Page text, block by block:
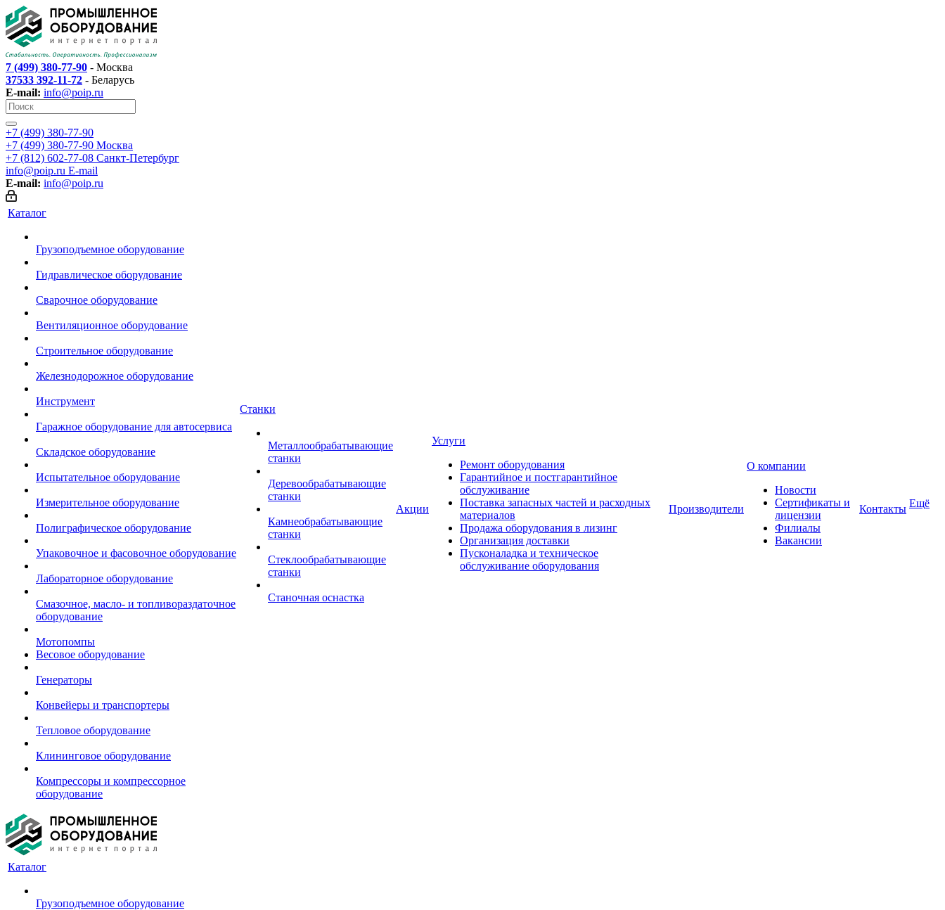
7 (499) 380-77-90 - Москва
37533 392-11-72 - Беларусь
E-mail: info@poip.ru
+7 (499) 380-77-90
+7 (499) 380-77-90 Москва
+7 (812) 602-77-08 Санкт-Петербург
info@poip.ru E-mail
E-mail: info@poip.ru
Каталог
Грузоподъемное оборудование
Гидравлическое оборудование
Сварочное оборудование
Вентиляционное оборудование
Строительное оборудование
Железнодорожное оборудование
Инструмент
Гаражное оборудование для автосервиса
Складское оборудование
Испытательное оборудование
Измерительное оборудование
Полиграфическое оборудование
Упаковочное и фасовочное оборудование
Лабораторное оборудование
Смазочное, масло- и топливораздаточное
оборудование
Мотопомпы
Весовое оборудование
Генераторы
Конвейеры и транспортеры
Тепловое оборудование
Клининговое оборудование
Компрессоры и компрессорное
оборудование
Станки
Металлообрабатывающие
станки
Деревообрабатывающие
станки
Камнеобрабатывающие
станки
Стеклообрабатывающие
станки
Станочная оснастка
Акции
Услуги
Ремонт оборудования
Гарантийное и постгарантийное
обслуживание
Поставка запасных частей и расходных
материалов
Продажа оборудования в лизинг
Организация доставки
Пусконаладка и техническое
обслуживание оборудования
Производители
О компании
Новости
Сертификаты и
лицензии
Филиалы
Вакансии
Контакты Ещё
Каталог
Грузоподъемное оборудование